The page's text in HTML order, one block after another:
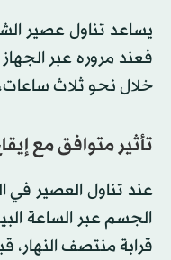
يساعد تناول عصير
فعند مروره عبر
خلال نحو ثلاث
تأثير متوافق مع
عند تناول العصير في
الجسم عبر الساعة
قرابة منتصف النهار،